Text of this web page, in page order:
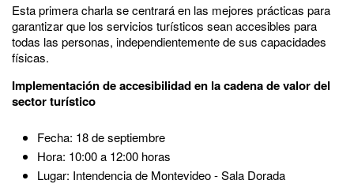
Esta primera charla se centrará en las mejores prácticas para
garantizar que los servicios turísticos sean accesibles para
todas las personas, independientemente de sus capacidades
físicas.
Implementación de accesibilidad en la cadena de valor del
sector turístico
Fecha: 18 de septiembre
Hora: 10:00 a 12:00 horas
Lugar: Intendencia de Montevideo - Sala Dorada